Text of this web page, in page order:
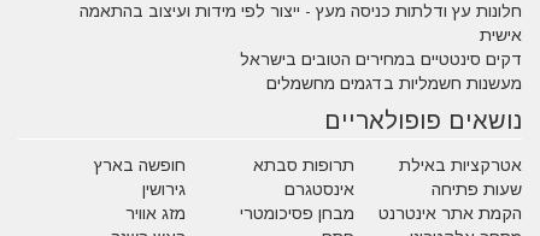
חלונות עץ ודלתות כניסה מעץ - ייצור לפי מידות ועיצוב בהתאמה
אישית
דקים סינטטיים במחירים הטובים בישראל
מעשנות חשמליות בדגמים מחשמלים
נושאים פופולאריים
אטרקציות באילת תרופות סבתא
חופשה בארץ
שעות פתיחה
אינסטגרם
גירושין
הקמת אתר אינטרנט
מבחן פסיכומטרי
מזג אוויר